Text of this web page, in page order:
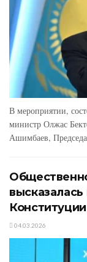
В мероприятии,
министр Олжас
Ашимбаев,
Конституции
04.03.2026